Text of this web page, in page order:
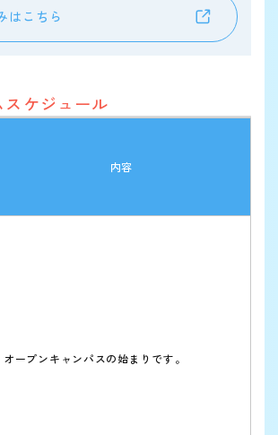
はこちら
ケジュール
内容
オープンキャンパスの始まりです。